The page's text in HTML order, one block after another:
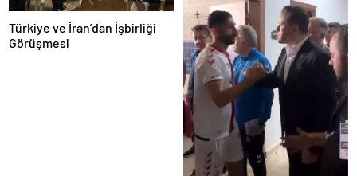
Türkiye ve İran’dan İşbirliği
Görüşmesi